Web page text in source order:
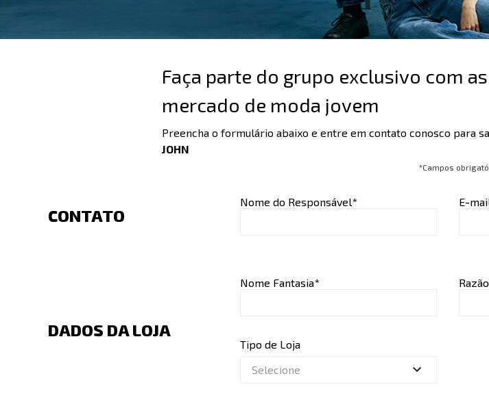
Faça parte do grupo exclusivo com
mercado de moda jovem
Preencha o formulário abaixo e entre em contato conosco para
JOHN
*Campos
CONTATO
Nome do Responsável* E-
DADOS DA LOJA
Nome Fantasia*
Tipo de Loja
Selecione